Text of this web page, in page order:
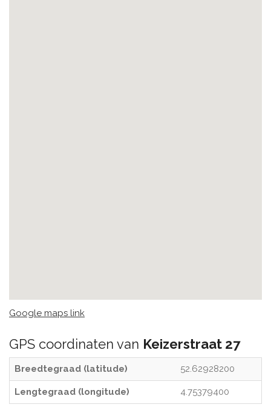
Google maps link
GPS coordinaten van Keizerstraat 27
Breedtegraad (latitude) 52.62928200
Lengtegraad (longitude) 4.75379400